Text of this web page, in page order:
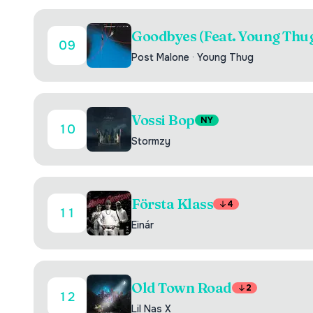
09
Goodbyes (Feat. Young
Post Malone · Young Thug
10
Vossi Bop NY
Stormzy
11
Första Klass 4
Einár
12
Old Town Road 2
Lil Nas X